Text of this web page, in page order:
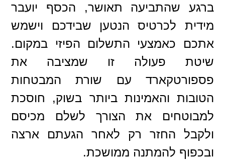
ברגע שהתביעה תאושר, הכסף יועבר
מידית לכרטיס הנטען שבידכם וישמש
אתכם כאמצעי התשלום הפיזי במקום.
שיטת פעולה זו שמציבה את
פספורטקארד עם שורת המבטחות
הטובות והאמינות ביותר בשוק, חוסכת
למבוטחים את הצורך לשלם מכיסם
ולקבל החזר רק לאחר הגעתם ארצה
ובכפוף להמתנה ממושכת.